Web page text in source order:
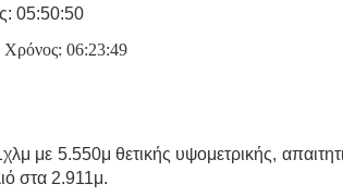
05:50:50
Χρόνος: 06:23:49
με 5.550μ θετικής υψομετρικής,
στα 2.911μ.